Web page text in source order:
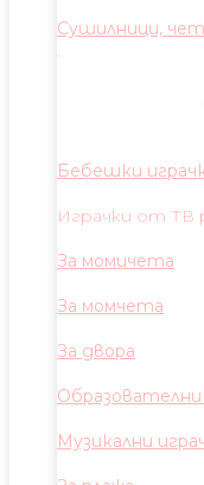
Сушилници,
Бебешки
Играчки от ТВ
За момичета
За момчета
За двора
Образователни
Музикални